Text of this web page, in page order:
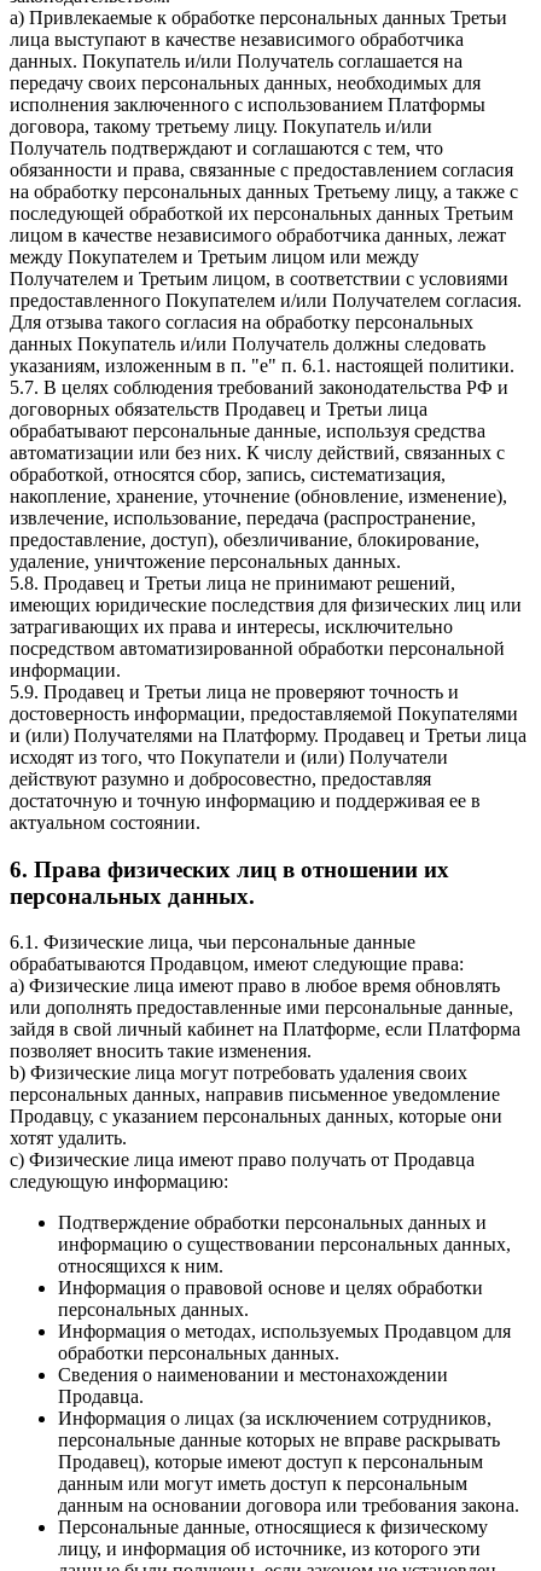
a) Привлекаемые к обработке персональных данных Третьи
лица выступают в качестве независимого обработчика
данных. Покупатель и/или Получатель соглашается на
передачу своих персональных данных, необходимых для
исполнения заключенного с использованием Платформы
договора, такому третьему лицу. Покупатель и/или
Получатель подтверждают и соглашаются с тем, что
обязанности и права, связанные с предоставлением согласия
на обработку персональных данных Третьему лицу, а также с
последующей обработкой их персональных данных Третьим
лицом в качестве независимого обработчика данных, лежат
между Покупателем и Третьим лицом или между
Получателем и Третьим лицом, в соответствии с условиями
предоставленного Покупателем и/или Получателем согласия.
Для отзыва такого согласия на обработку персональных
данных Покупатель и/или Получатель должны следовать
указаниям, изложенным в п. "e" п. 6.1. настоящей политики.
5.7. В целях соблюдения требований законодательства РФ и
договорных обязательств Продавец и Третьи лица
обрабатывают персональные данные, используя средства
автоматизации или без них. К числу действий, связанных с
обработкой, относятся сбор, запись, систематизация,
накопление, хранение, уточнение (обновление, изменение),
извлечение, использование, передача (распространение,
предоставление, доступ), обезличивание, блокирование,
удаление, уничтожение персональных данных.
5.8. Продавец и Третьи лица не принимают решений,
имеющих юридические последствия для физических лиц или
затрагивающих их права и интересы, исключительно
посредством автоматизированной обработки персональной
информации.
5.9. Продавец и Третьи лица не проверяют точность и
достоверность информации, предоставляемой Покупателями
и (или) Получателями на Платформу. Продавец и Третьи лица
исходят из того, что Покупатели и (или) Получатели
действуют разумно и добросовестно, предоставляя
достаточную и точную информацию и поддерживая ее в
актуальном состоянии.
6. Права физических лиц в отношении их
персональных данных.
6.1. Физические лица, чьи персональные данные
обрабатываются Продавцом, имеют следующие права:
a) Физические лица имеют право в любое время обновлять
или дополнять предоставленные ими персональные данные,
зайдя в свой личный кабинет на Платформе, если Платформа
позволяет вносить такие изменения.
b) Физические лица могут потребовать удаления своих
персональных данных, направив письменное уведомление
Продавцу, с указанием персональных данных, которые они
хотят удалить.
c) Физические лица имеют право получать от Продавца
следующую информацию:
Подтверждение обработки персональных данных и
информацию о существовании персональных данных,
относящихся к ним.
Информация о правовой основе и целях обработки
персональных данных.
Информация о методах, используемых Продавцом для
обработки персональных данных.
Сведения о наименовании и местонахождении
Продавца.
Информация о лицах (за исключением сотрудников,
персональные данные которых не вправе раскрывать
Продавец), которые имеют доступ к персональным
данным или могут иметь доступ к персональным
данным на основании договора или требования закона.
Персональные данные, относящиеся к физическому
лицу, и информация об источнике, из которого эти